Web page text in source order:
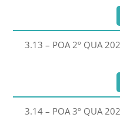
3.13 – POA 2º QUA
3.14 – POA 3º QUA